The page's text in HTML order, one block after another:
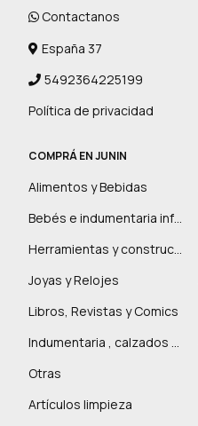
Contactanos
España 37
5492364225199
Política de privacidad
COMPRÁ EN JUNIN
Alimentos y Bebidas
Bebés e indumentaria infantil
Herramientas y construcción
Joyas y Relojes
Libros, Revistas y Comics
Indumentaria , calzados y marroquinería
Otras
Artículos limpieza